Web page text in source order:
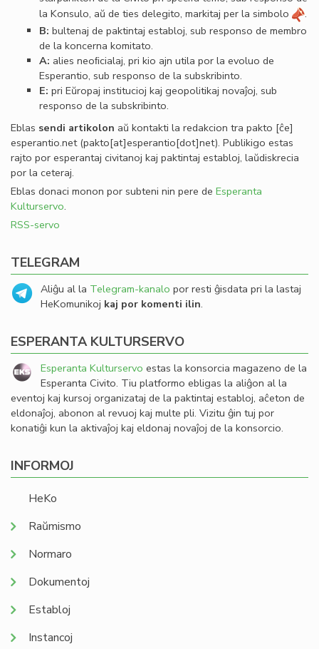
la Konsulo, aŭ de ties delegito, markitaj per la simbolo
.
B: bultenaj de paktintaj establoj, sub responso de membro
de la koncerna komitato.
A: alies neoﬁcialaj, pri kio ajn utila por la evoluo de
Esperantio, sub responso de la subskribinto.
E: pri Eŭropaj institucioj kaj geopolitikaj novaĵoj, sub
responso de la subskribinto.
Eblas sendi artikolon aŭ kontakti la redakcion tra pakto [ĉe]
esperantio.net(pakto[at]esperantio[dot]net). Publikigo estas
rajto por esperantaj civitanoj kaj paktintaj establoj, laŭdiskrecia
por la ceteraj.
Eblas donaci monon por subteni nin pere de Esperanta
Kulturservo.
RSS-servo
TELEGRAM
Aliĝu al la Telegram-kanalo por resti ĝisdata pri la lastaj
HeKomunikoj kaj por komenti ilin.
ESPERANTA KULTURSERVO
Esperanta Kulturservo estas la konsorcia magazeno de la
Esperanta Civito. Tiu platformo ebligas la aliĝon al la
eventoj kaj kursoj organizataj de la paktintaj establoj, aĉeton de
eldonaĵoj, abonon al revuoj kaj multe pli. Vizitu ĝin tuj por
konatiĝi kun la aktivaĵoj kaj eldonaj novaĵoj de la konsorcio.
INFORMOJ
HeKo
Raŭmismo
Normaro
Dokumentoj
Establoj
Instancoj